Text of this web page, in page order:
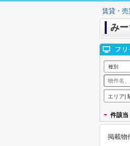
賃貸・
み
種別
エリア|
- 件該当
掲載物